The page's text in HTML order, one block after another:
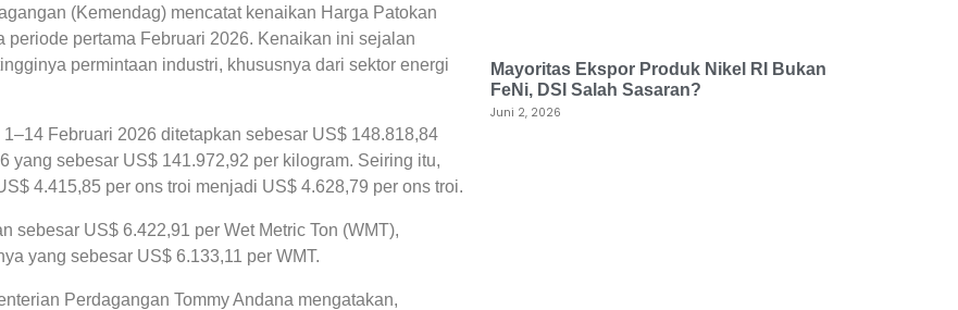
(Kemendag) mencatat kenaikan Harga Patokan
periode pertama Februari 2026. Kenaikan ini sejalan
permintaan industri, khususnya dari sektor energi
Februari 2026 ditetapkan sebesar US$ 148.818,84
yang sebesar US$ 141.972,92 per kilogram. Seiring itu,
4.415,85 per ons troi menjadi US$ 4.628,79 per ons troi.
sebesar US$ 6.422,91 per Wet Metric Ton (WMT),
yang sebesar US$ 6.133,11 per WMT.
Perdagangan Tommy Andana mengatakan,
Mayoritas Ekspor Produk Nikel RI Bukan
FeNi, DSI Salah Sasaran?
Juni 2, 2026